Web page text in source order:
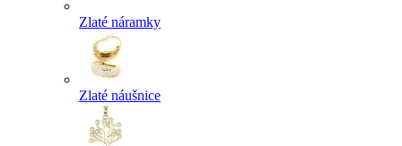
Zlaté náramky
Zlaté náušnice